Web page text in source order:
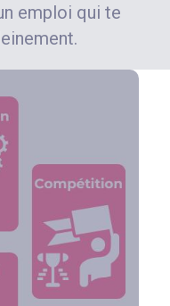
emploi qui te